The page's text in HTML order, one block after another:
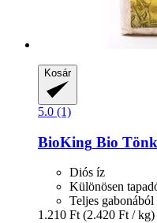
Kosár
5.0 (1)
BioKing Bio
Diós íz
Különösen
Teljes gabonából
1.210 Ft (2.420 Ft / kg)